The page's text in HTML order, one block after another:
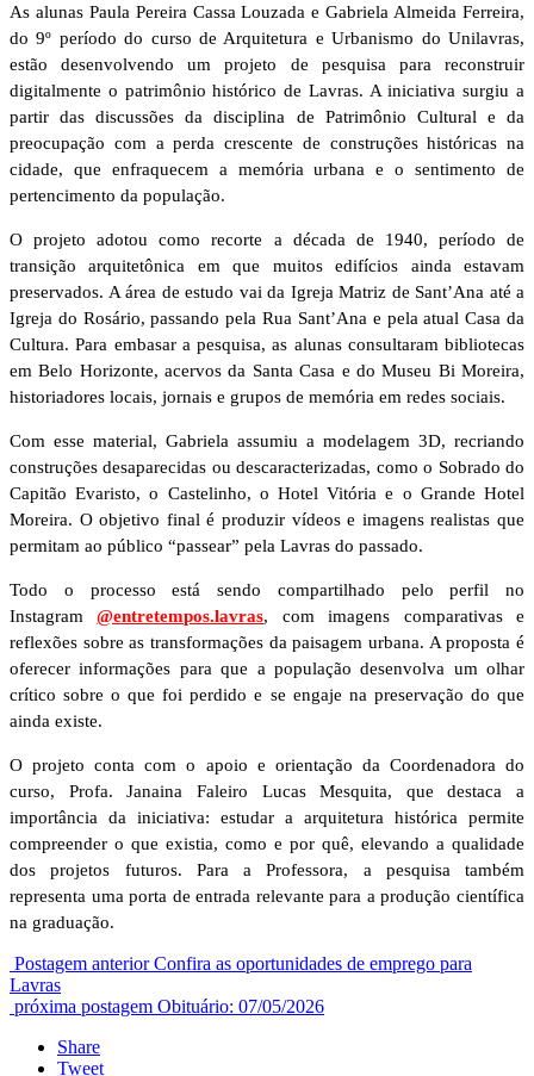
As alunas Paula Pereira Cassa Louzada e Gabriela Almeida Ferreira,
do 9º período do curso de Arquitetura e Urbanismo do Unilavras,
estão desenvolvendo um projeto de pesquisa para reconstruir
digitalmente o patrimônio histórico de Lavras. A iniciativa surgiu a
partir das discussões da disciplina de Patrimônio Cultural e da
preocupação com a perda crescente de construções históricas na
cidade, que enfraquecem a memória urbana e o sentimento de
pertencimento da população.
O projeto adotou como recorte a década de 1940, período de
transição arquitetônica em que muitos edifícios ainda estavam
preservados. A área de estudo vai da Igreja Matriz de Sant’Ana até a
Igreja do Rosário, passando pela Rua Sant’Ana e pela atual Casa da
Cultura. Para embasar a pesquisa, as alunas consultaram bibliotecas
em Belo Horizonte, acervos da Santa Casa e do Museu Bi Moreira,
historiadores locais, jornais e grupos de memória em redes sociais.
Com esse material, Gabriela assumiu a modelagem 3D, recriando
construções desaparecidas ou descaracterizadas, como o Sobrado do
Capitão Evaristo, o Castelinho, o Hotel Vitória e o Grande Hotel
Moreira. O objetivo final é produzir vídeos e imagens realistas que
permitam ao público “passear” pela Lavras do passado.
Todo o processo está sendo compartilhado pelo perfil no
Instagram@entretempos.lavras, com imagens comparativas e
reflexões sobre as transformações da paisagem urbana. A proposta é
oferecer informações para que a população desenvolva um olhar
crítico sobre o que foi perdido e se engaje na preservação do que
ainda existe.
O projeto conta com o apoio e orientação da Coordenadora do
curso, Profa. Janaina Faleiro Lucas Mesquita, que destaca a
importância da iniciativa: estudar a arquitetura histórica permite
compreender o que existia, como e por quê, elevando a qualidade
dos projetos futuros. Para a Professora, a pesquisa também
representa uma porta de entrada relevante para a produção científica
na graduação.
Postagem anterior Confira as oportunidades de emprego para
Lavras
próxima postagem Obituário: 07/05/2026
Share
Tweet